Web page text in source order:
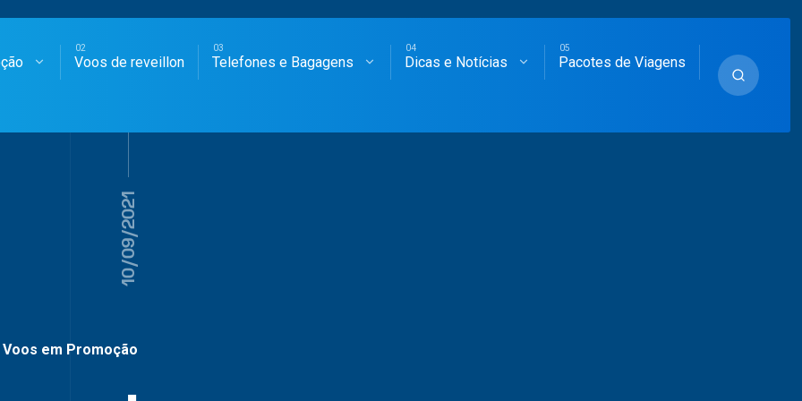
AÉREAS
Voos de reveillon Telefones e Bagagens Dicas e Notícias Pacotes de Viagens
10/09/2021
Voos em Promoção